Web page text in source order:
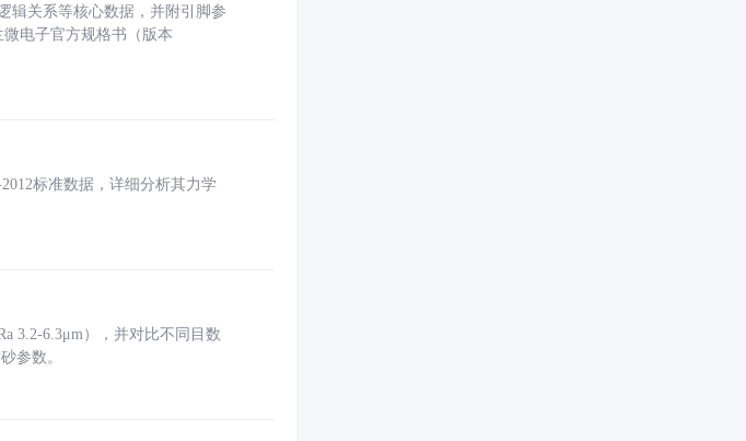
辑关系等核心数据，并附引脚参
电子官方规格书（版本
标准数据，详细分析其力学
3.2-6.3μm），并对比不同目数
参数。